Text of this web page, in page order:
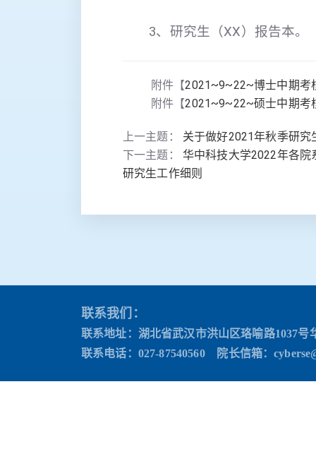
3、研究生（XX）报告本。
附件【2021~9~22~博士中期考
附件【2021~9~22~硕士中期考
上一主题： 关于做好2021年秋季研究
下一主题： 华中科技大学2022年各院
研究生工作细则
联系我们：
联系地址：湖北省武汉市洪山区珞喻路1037号
联系电话：027-87540560 院长信箱：